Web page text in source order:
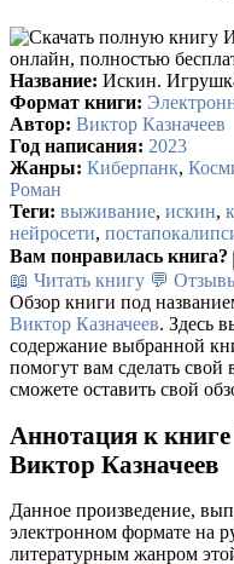
Название: Искин.
Формат книги:
Автор: Виктор Казначеев
Год написания: 2023
Жанры: Киберпанк,
Роман
Теги: выживание, искин,
нейросети,
Вам понравилась книга?
📖 Читать книгу 💬
Обзор книги под
Виктор Казначеев. Здесь
содержание выбранной
помогут вам сделать
сможете оставить свой
Аннотация к
Виктор Казначеев
Данное произведение,
электронном формате на
литературным жанром